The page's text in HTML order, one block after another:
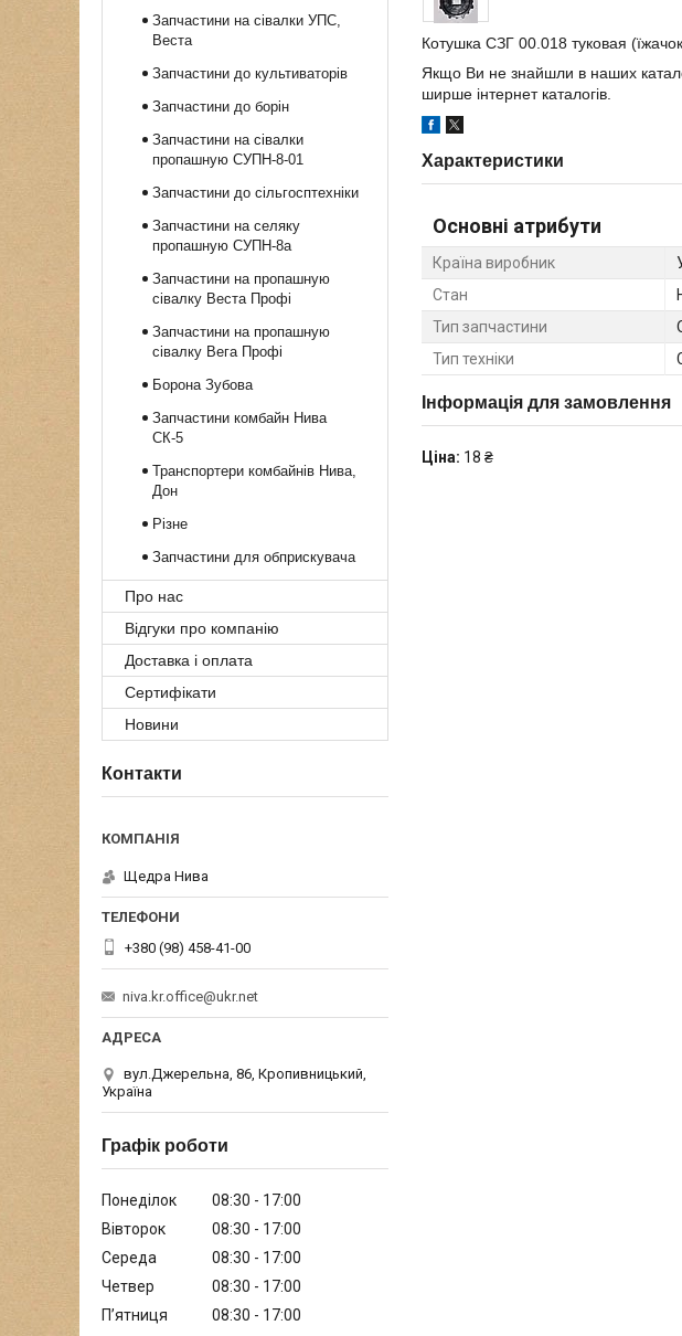
Котушка СЗГ 00.018 туковая
Якщо Ви не знайшли в наших
ширше інтернет каталогів.
Характеристики
Основні атрибути
Країна виробник
Стан
Тип запчастини
Тип техніки
Інформація для замовлення
Ціна: 18 ₴
Запчастини на сівалки УПС,
Веста
Запчастини до культиваторів
Запчастини до борін
Запчастини на сівалки
пропашную СУПН-8-01
Запчастини до сільгосптехніки
Запчастини на селяку
пропашную СУПН-8а
Запчастини на пропашную
сівалку Веста Профі
Запчастини на пропашную
сівалку Вега Профі
Борона Зубова
Запчастини комбайн Нива
СК-5
Транспортери комбайнів Нива,
Дон
Різне
Запчастини для обприскувача
Про нас
Відгуки про компанію
Доставка і оплата
Сертифікати
Новини
Контакти
Щедра Нива
+380 (98) 458-41-00
niva.kr.office@ukr.net
вул.Джерельна, 86, Кропивницький,
Україна
Графік роботи
Понеділок 08:30
17:00
Вівторок
08:30
17:00
Середа
08:30
17:00
Четвер
08:30
17:00
Пʼятниця
08:30
17:00